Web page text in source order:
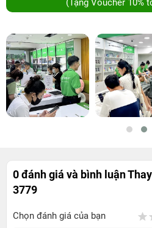
(Tặng Voucher 10%
0 đánh giá và bình luận
3779
Chọn đánh giá của bạn